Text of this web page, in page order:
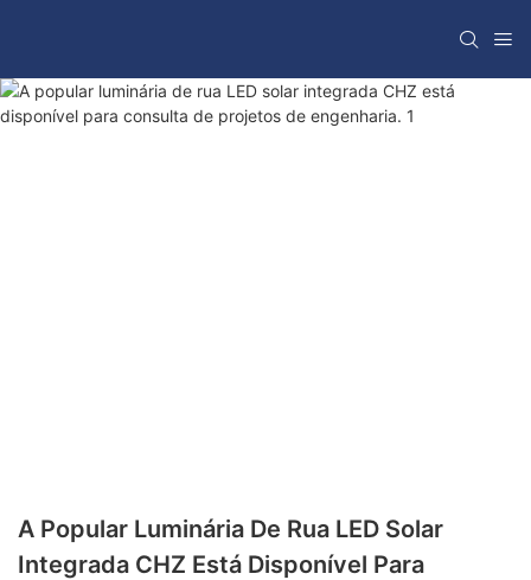
A Popular Luminária De Rua LED Solar
Integrada CHZ Está Disponível Para